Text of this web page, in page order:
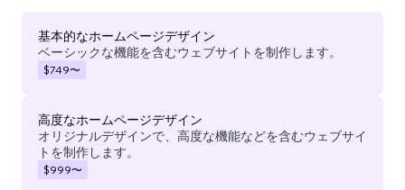
基本的なホームページデザイン
ベーシックな機能を含むウェブサイトを制作します。
$749〜
高度なホームページデザイン
オリジナルデザインで、高度な機能などを含むウェブサイ
トを制作します。
$999〜